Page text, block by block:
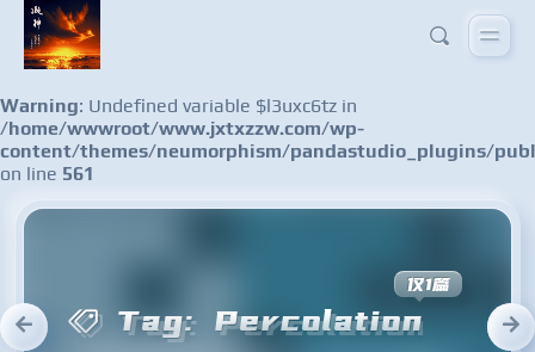
Warning: Undefined variable $l3uxc6tz in
/home/wwwroot/www.jxtxzzw.com/wp-
content/themes/neumorphism/pandastudio_plugins/
on line 561